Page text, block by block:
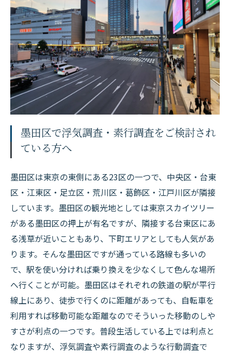
墨田区で浮気調査・素行調査をご検討され
ている方へ
墨田区は東京の東側にある23区の一つで、中央区・台東
区・江東区・足立区・荒川区・葛飾区・江戸川区が隣接
しています。墨田区の観光地としては東京スカイツリー
がある墨田区の押上が有名ですが、隣接する台東区にあ
る浅草が近いこともあり、下町エリアとしても人気があ
ります。そんな墨田区ですが通っている路線も多いの
で、駅を使い分ければ乗り換えを少なくして色んな場所
へ行くことが可能。墨田区はそれぞれの鉄道の駅が平行
線上にあり、徒歩で行くのに距離があっても、自転車を
利用すれば移動可能な距離なのでそういった移動のしや
すさが利点の一つです。普段生活している上では利点と
なりますが、浮気調査や素行調査のような行動調査で